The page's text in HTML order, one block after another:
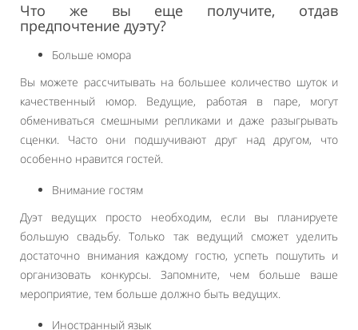
Что же вы еще получите, отдав
предпочтение дуэту?
Больше юмора
Вы можете рассчитывать на большее количество шуток и
качественный юмор. Ведущие, работая в паре, могут
обмениваться смешными репликами и даже разыгрывать
сценки. Часто они подшучивают друг над другом, что
особенно нравится гостей.
Внимание гостям
Дуэт ведущих просто необходим, если вы планируете
большую свадьбу. Только так ведущий сможет уделить
достаточно внимания каждому гостю, успеть пошутить и
организовать конкурсы. Запомните, чем больше ваше
мероприятие, тем больше должно быть ведущих.
Иностранный язык